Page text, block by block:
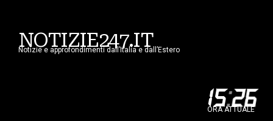
NOTIZIE247.IT
Notizie e approfondimenti dall’Italia e dall’Estero
15:26
ORA ATTUALE